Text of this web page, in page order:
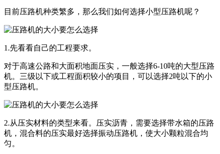
目前压路机种类繁多，那么我们如何选择小型压路机呢？
1.先看看自己的工程要求。
对于高速公路和大面积地面压实，一般选择6-10吨的大型压路
机。三级以下或工程面积较小的项目，可以选择2吨以下的小
型压路机。
2.从压实材料的类型来看。压实沥青，需要选择带水箱的压路
机，混合料的压实最好选择振动压路机，使大小颗粒混合均
匀。